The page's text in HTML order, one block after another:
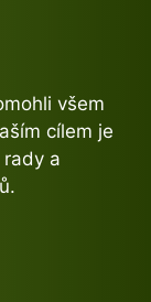
všem
cílem je
a